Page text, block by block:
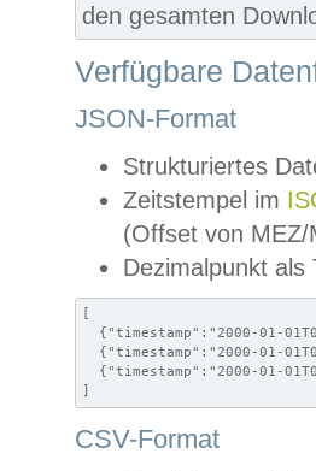
den gesamten
Verfügbare
JSON-Format
Strukturiertes
Zeitstempel im
(Offset von MEZ/
Dezimalpunkt als
[
{"timestamp":"2000-01-
{"timestamp":"2000-01-
{"timestamp":"2000-01-
]
CSV-Format